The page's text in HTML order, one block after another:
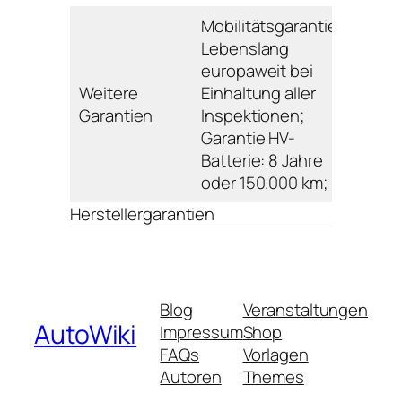
Weitere
Garantien
Mobilitätsgarantie:
Lebenslang
europaweit bei
Einhaltung aller
Inspektionen;
Garantie HV-
Batterie: 8 Jahre
oder 150.000 km;
Herstellergarantien
AutoWiki
Blog
Impressum
FAQs
Autoren
Veranstaltungen
Shop
Vorlagen
Themes